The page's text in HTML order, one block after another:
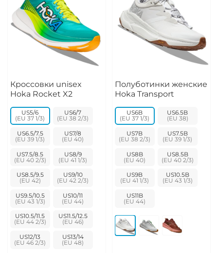
Кроссовки unisex
Hoka Rocket X2
US5/6 US6/7
US6.5/7.5 US7/8
US7.5/8.5 US8/9
US8.5/9.5 US9/10
US9.5/10.5 US10/11
US10.5/11.5 US11.5/12.5
US12/13 US13/14
Полуботинки женские
Hoka Transport
US6B US6.5B
US7B US7.5B
US8B US8.5B
US9B US10.5B
US11B